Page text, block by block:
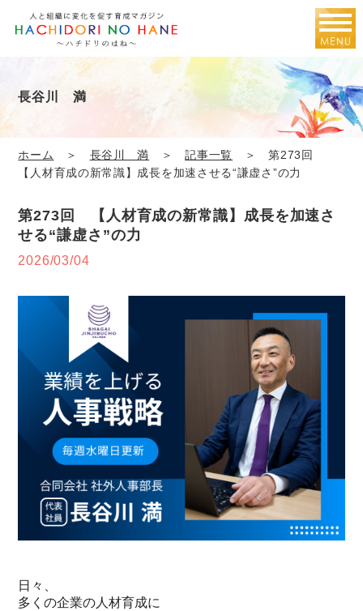
長谷川 満
ホーム ＞ 長谷川 満 ＞記事一覧 ＞ 第273回
【人材育成の新常識】成長を加速させる“謙虚さ”の力
第273回 【人材育成の新常識】成長を加速さ
せる“謙虚さ”の力
2026/03/04
日々、
多くの企業の人材育成に